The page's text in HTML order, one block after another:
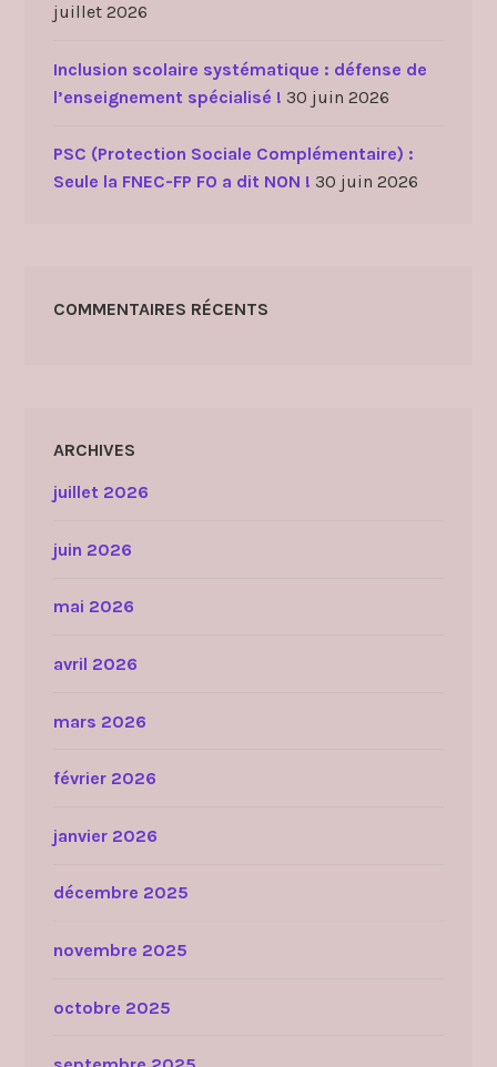
juillet 2026
Inclusion scolaire systématique : défense de
l’enseignement spécialisé ! 30 juin 2026
PSC (Protection Sociale Complémentaire) :
Seule la FNEC-FP FO a dit NON ! 30 juin 2026
COMMENTAIRES RÉCENTS
ARCHIVES
juillet 2026
juin 2026
mai 2026
avril 2026
mars 2026
février 2026
janvier 2026
décembre 2025
novembre 2025
octobre 2025